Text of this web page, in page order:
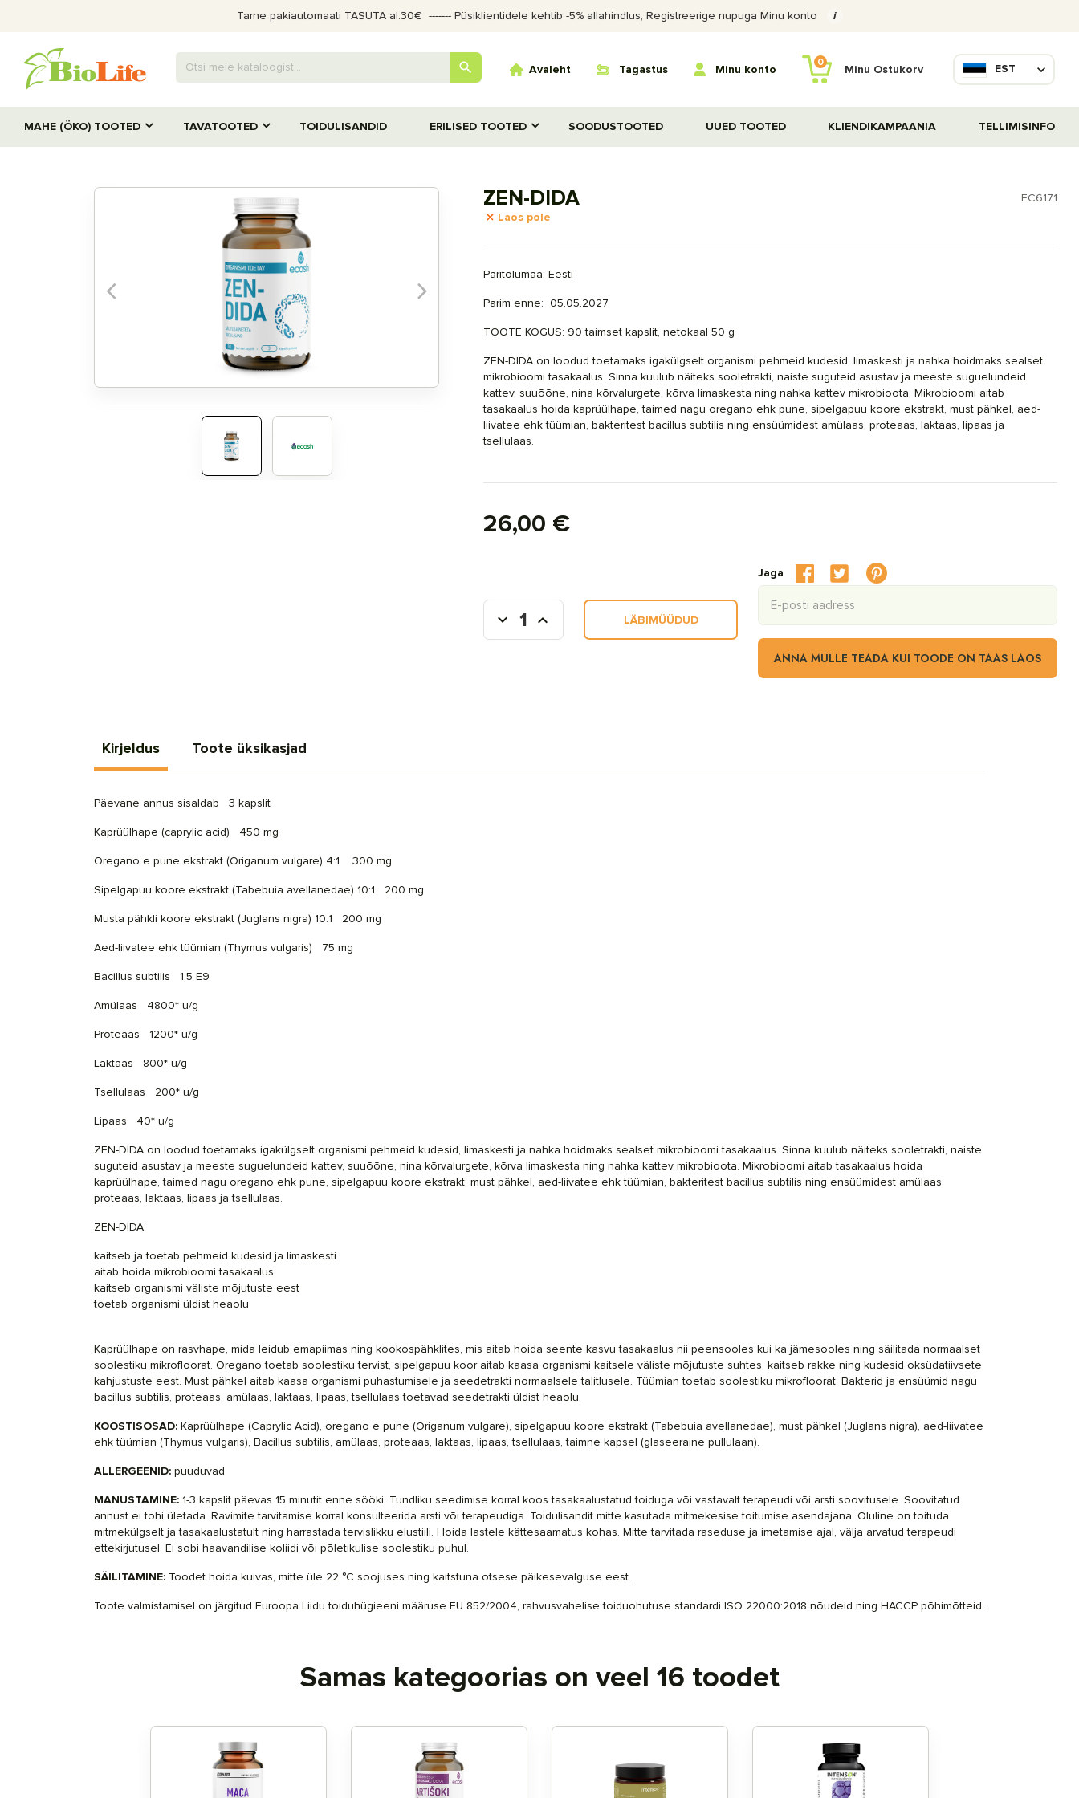
Tarne pakiautomaati TASUTA al.30€‎ ‎ ------- Püsiklientidele kehtib -5% allahindlus, Registreerige nupuga Minu konto i
 Avaleht Tagastus Minu konto Minu Ostukorv
0 EST
MAHE (ÖKO) TOOTED TAVATOOTED TOIDULISANDID ERILISED TOOTED SOODUSTOOTED UUED TOOTED KLIENDIKAMPAANIA TELLIMISINFO
ZEN-DIDA
EC6171
Laos pole
Päritolumaa: Eesti
Parim enne: 05.05.2027
TOOTE KOGUS: 90 taimset kapslit, netokaal 50 g
ZEN-DIDA on loodud toetamaks igakülgselt organismi pehmeid kudesid, limaskesti ja nahka hoidmaks sealset
mikrobioomi tasakaalus. Sinna kuulub näiteks sooletrakti, naiste suguteid asustav ja meeste suguelundeid
kattev, suuõõne, nina kõrvalurgete, kõrva limaskesta ning nahka kattev mikrobioota. Mikrobioomi aitab
tasakaalus hoida kaprüülhape, taimed nagu oregano ehk pune, sipelgapuu koore ekstrakt, must pähkel, aed-
liivatee ehk tüümian, bakteritest bacillus subtilis ning ensüümidest amülaas, proteaas, laktaas, lipaas ja
tsellulaas.
26,00 €
LÄBIMÜÜDUD
Jaga
ANNA MULLE TEADA KUI TOODE ON TAAS LAOS
Kirjeldus Toote üksikasjad
Päevane annus sisaldab 3 kapslit
Kaprüülhape (caprylic acid) 450 mg
Oregano e pune ekstrakt (Origanum vulgare) 4:1 300 mg
Sipelgapuu koore ekstrakt (Tabebuia avellanedae) 10:1 200 mg
Musta pähkli koore ekstrakt (Juglans nigra) 10:1 200 mg
Aed-liivatee ehk tüümian (Thymus vulgaris) 75 mg
Bacillus subtilis 1,5 E9
Amülaas 4800* u/g
Proteaas 1200* u/g
Laktaas 800* u/g
Tsellulaas 200* u/g
Lipaas 40* u/g
ZEN-DIDA on loodud toetamaks igakülgselt organismi pehmeid kudesid, limaskesti ja nahka hoidmaks sealset mikrobioomi tasakaalus. Sinna kuulub näiteks sooletrakti, naiste
suguteid asustav ja meeste suguelundeid kattev, suuõõne, nina kõrvalurgete, kõrva limaskesta ning nahka kattev mikrobioota. Mikrobioomi aitab tasakaalus hoida
kaprüülhape, taimed nagu oregano ehk pune, sipelgapuu koore ekstrakt, must pähkel, aed-liivatee ehk tüümian, bakteritest bacillus subtilis ning ensüümidest amülaas,
proteaas, laktaas, lipaas ja tsellulaas.
ZEN-DIDA:
kaitseb ja toetab pehmeid kudesid ja limaskesti
aitab hoida mikrobioomi tasakaalus
kaitseb organismi väliste mõjutuste eest
toetab organismi üldist heaolu
Kaprüülhape on rasvhape, mida leidub emapiimas ning kookospähklites, mis aitab hoida seente kasvu tasakaalus nii peensooles kui ka jämesooles ning säilitada normaalset
soolestiku mikrofloorat. Oregano toetab soolestiku tervist, sipelgapuu koor aitab kaasa organismi kaitsele väliste mõjutuste suhtes, kaitseb rakke ning kudesid oksüdatiivsete
kahjustuste eest. Must pähkel aitab kaasa organismi puhastumisele ja seedetrakti normaalsele talitlusele. Tüümian toetab soolestiku mikrofloorat. Bakterid ja ensüümid nagu
bacillus subtilis, proteaas, amülaas, laktaas, lipaas, tsellulaas toetavad seedetrakti üldist heaolu.
KOOSTISOSAD: Kaprüülhape (Caprylic Acid), oregano e pune (Origanum vulgare), sipelgapuu koore ekstrakt (Tabebuia avellanedae), must pähkel (Juglans nigra), aed-liivatee
ehk tüümian (Thymus vulgaris), Bacillus subtilis, amülaas, proteaas, laktaas, lipaas, tsellulaas, taimne kapsel (glaseeraine pullulaan).
ALLERGEENID: puuduvad
MANUSTAMINE: 1-3 kapslit päevas 15 minutit enne sööki. Tundliku seedimise korral koos tasakaalustatud toiduga või vastavalt terapeudi või arsti soovitusele. Soovitatud
annust ei tohi ületada. Ravimite tarvitamise korral konsulteerida arsti või terapeudiga. Toidulisandit mitte kasutada mitmekesise toitumise asendajana. Oluline on toituda
mitmekülgselt ja tasakaalustatult ning harrastada tervislikku elustiili. Hoida lastele kättesaamatus kohas. Mitte tarvitada raseduse ja imetamise ajal, välja arvatud terapeudi
ettekirjutusel. Ei sobi haavandilise koliidi või põletikulise soolestiku puhul.
SÄILITAMINE: Toodet hoida kuivas, mitte üle 22 °C soojuses ning kaitstuna otsese päikesevalguse eest.
Toote valmistamisel on järgitud Euroopa Liidu toiduhügieeni määruse EU 852/2004, rahvusvahelise toiduohutuse standardi ISO 22000:2018 nõudeid ning HACCP põhimõtteid.
Samas kategoorias on veel 16 toodet